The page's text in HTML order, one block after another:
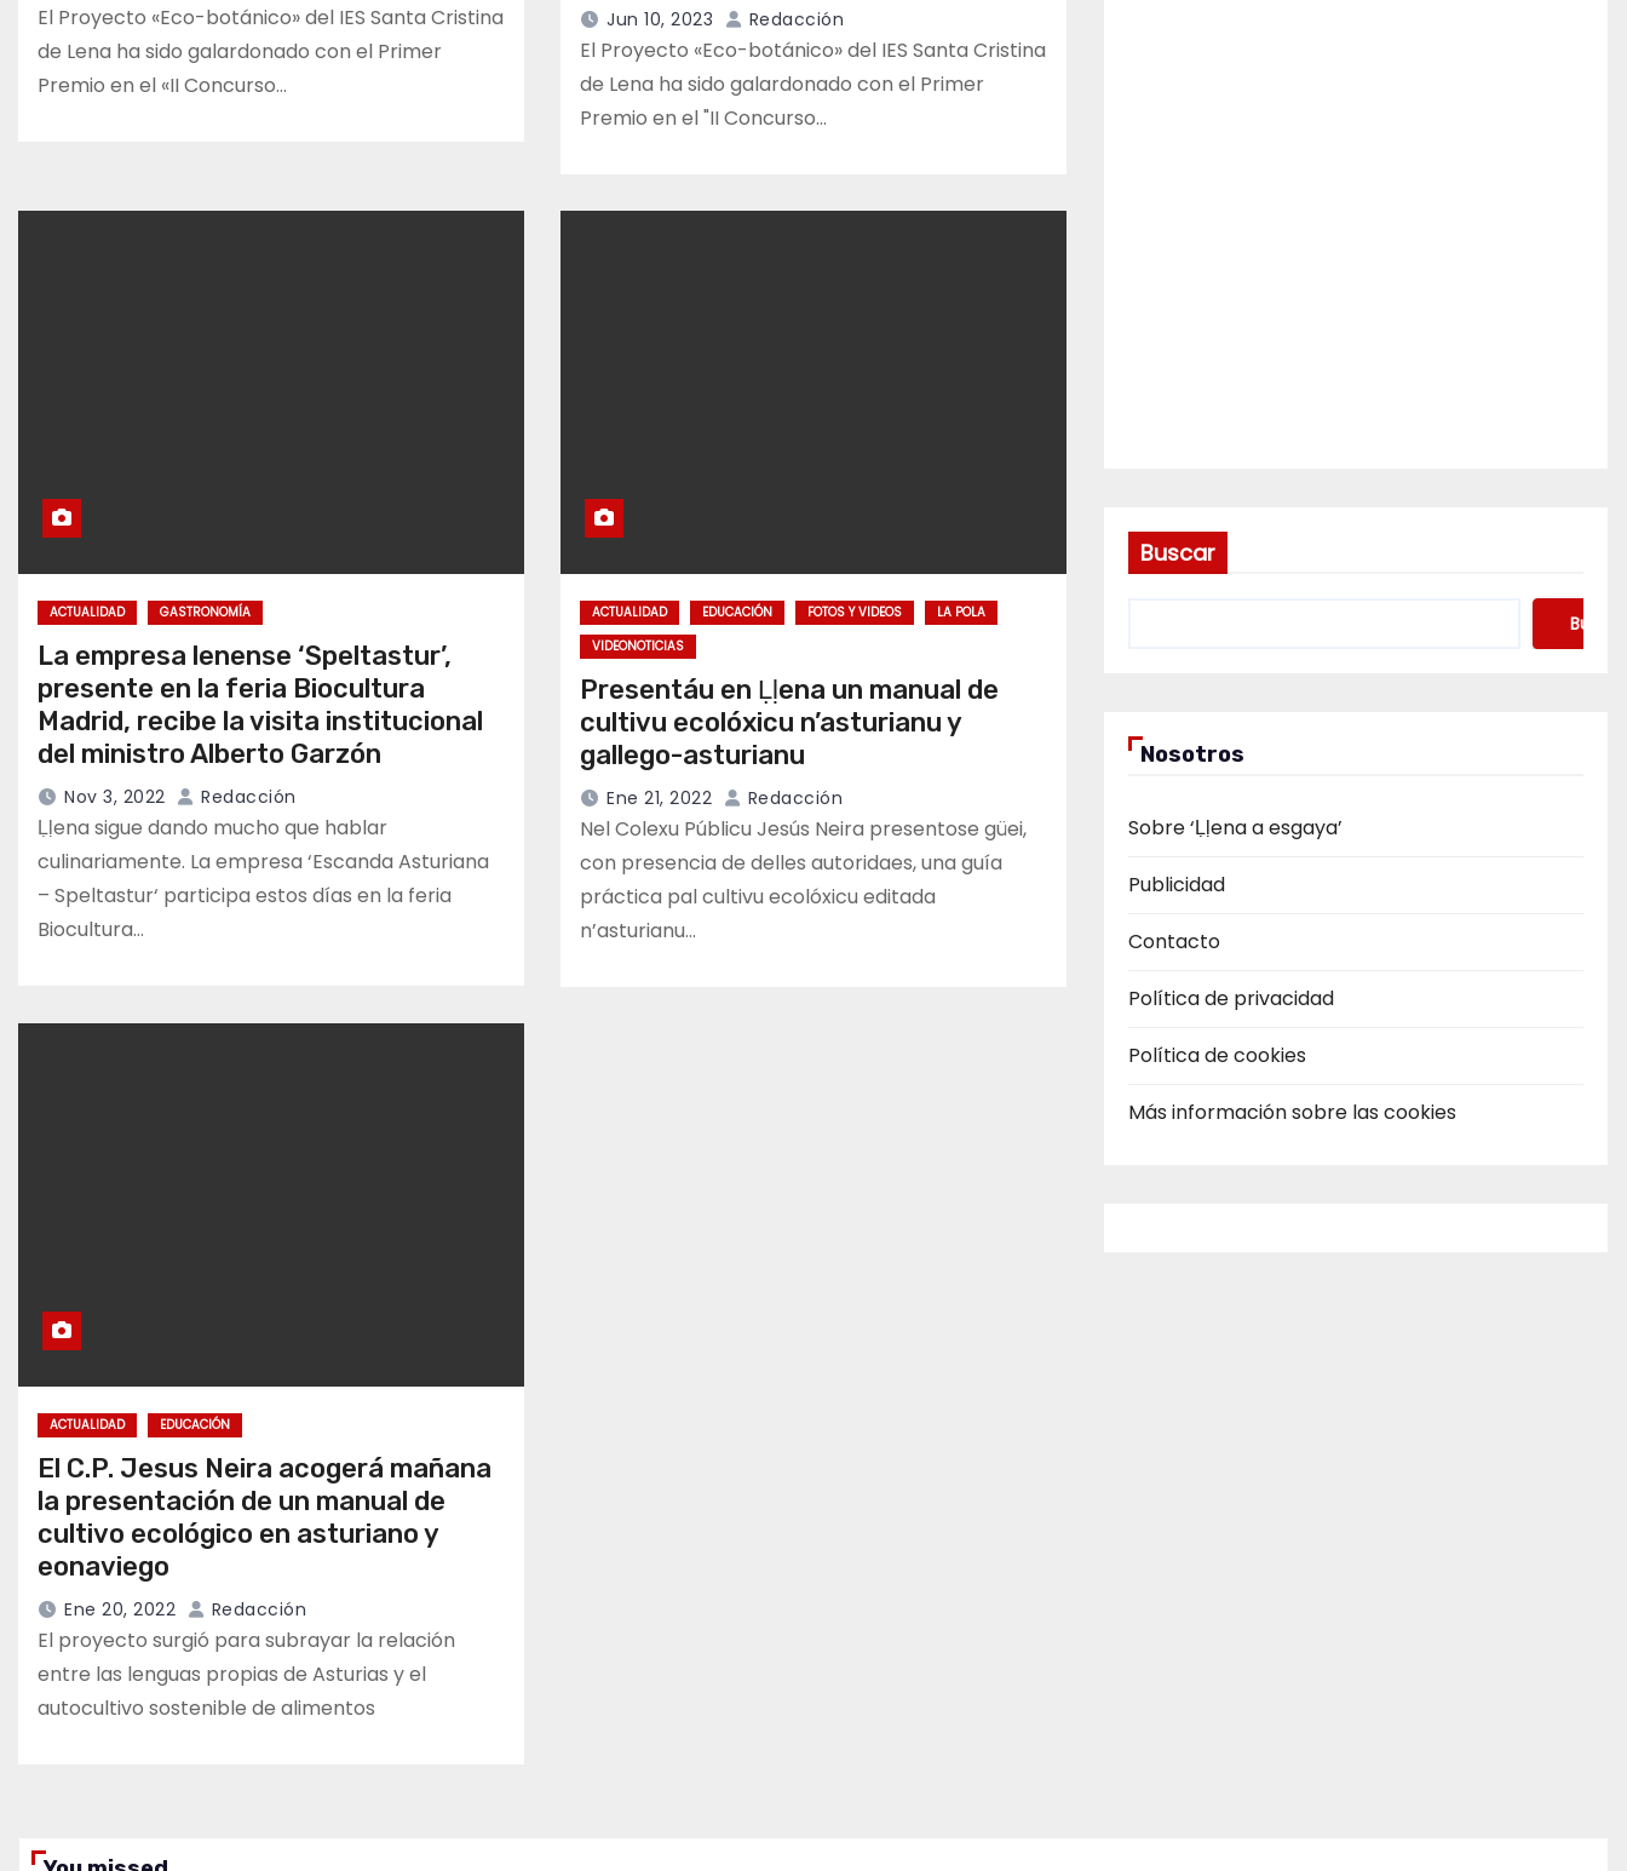
El Proyecto «Eco-botánico» del IES Santa Cristina
de Lena ha sido galardonado con el Primer
Premio en el «II Concurso…
Jun 10, 2023 Redacción
El Proyecto «Eco-botánico» del IES Santa Cristina
de Lena ha sido galardonado con el Primer
Premio en el "II Concurso…
ACTUALIDAD GASTRONOMÍA
La empresa lenense ‘Speltastur’,
presente en la feria Biocultura
Madrid, recibe la visita institucional
del ministro Alberto Garzón
Nov 3, 2022 Redacción
Ḷḷena sigue dando mucho que hablar
culinariamente. La empresa ‘Escanda Asturiana
– Speltastur‘ participa estos días en la feria
Biocultura…
ACTUALIDAD EDUCACIÓN FOTOS Y VIDEOS
LA POLA
VIDEONOTICIAS
Presentáu en Ḷḷena un manual de
cultivu ecolóxicu n’asturianu y
gallego-asturianu
Ene 21, 2022 Redacción
Nel Colexu Públicu Jesús Neira presentose güei,
con presencia de delles autoridaes, una guía
práctica pal cultivu ecolóxicu editada
n’asturianu…
ACTUALIDAD EDUCACIÓN
El C.P. Jesus Neira acogerá mañana
la presentación de un manual de
cultivo ecológico en asturiano y
eonaviego
Ene 20, 2022 Redacción
El proyecto surgió para subrayar la relación
entre las lenguas propias de Asturias y el
autocultivo sostenible de alimentos
Buscar
Buscar
Nosotros
Sobre ‘Ḷḷena a esgaya’
Publicidad
Contacto
Política de privacidad
Política de cookies
Más información sobre las cookies